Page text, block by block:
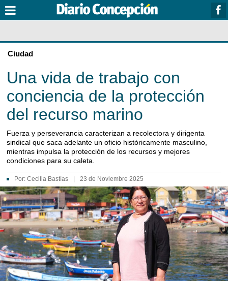
Ciudad
Una vida de trabajo con
conciencia de la protección
del recurso marino
Fuerza y perseverancia caracterizan a recolectora y dirigenta
sindical que saca adelante un oficio históricamente masculino,
mientras impulsa la protección de los recursos y mejores
condiciones para su caleta.
Por: Cecilia Bastías 23 de Noviembre 2025